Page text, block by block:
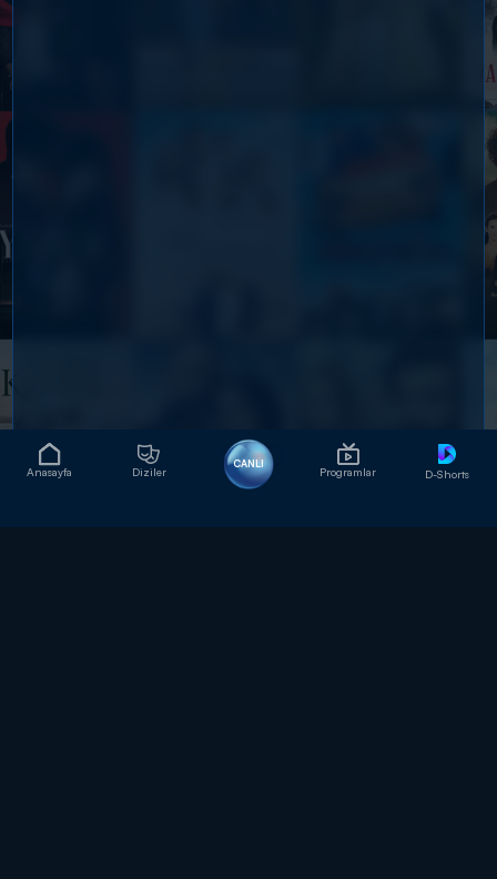
Anasayfa Diziler
CANLI
Programlar D-Shorts